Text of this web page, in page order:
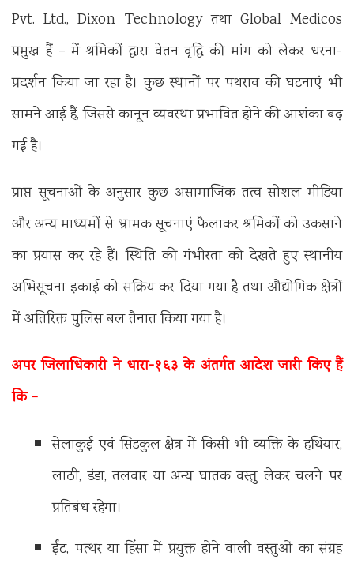
Pvt. Ltd., Dixon Technology तथा Global Medicos
प्रमुख हैं – में श्रमिकों द्वारा वेतन वृद्धि की मांग को लेकर धरना-
प्रदर्शन किया जा रहा है। कुछ स्थानों पर पथराव की घटनाएं भी
सामने आई हैं, जिससे कानून व्यवस्था प्रभावित होने की आशंका बढ़
गई है।
प्राप्त सूचनाओं के अनुसार कुछ असामाजिक तत्व सोशल मीडिया
और अन्य माध्यमों से भ्रामक सूचनाएं फैलाकर श्रमिकों को उकसाने
का प्रयास कर रहे हैं। स्थिति की गंभीरता को देखते हुए स्थानीय
अभिसूचना इकाई को सक्रिय कर दिया गया है तथा औद्योगिक क्षेत्रों
में अतिरिक्त पुलिस बल तैनात किया गया है।
अपर जिलाधिकारी ने धारा-१६३ के अंतर्गत आदेश जारी किए हैं
कि –
सेलाकुई एवं सिडकुल क्षेत्र में किसी भी व्यक्ति के हथियार,
लाठी, डंडा, तलवार या अन्य घातक वस्तु लेकर चलने पर
प्रतिबंध रहेगा।
ईंट, पत्थर या हिंसा में प्रयुक्त होने वाली वस्तुओं का संग्रह